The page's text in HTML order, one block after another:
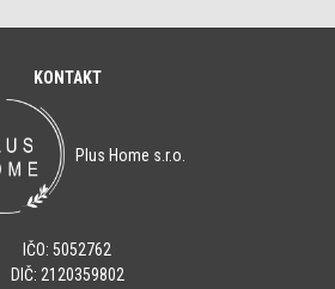
KONTAKT
Plus Home s.r.o.
IČO: 5052762
DIČ: 2120359802